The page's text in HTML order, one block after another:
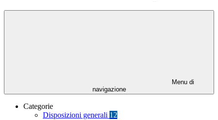
Menu di
navigazione
Categorie
Disposizioni generali 12